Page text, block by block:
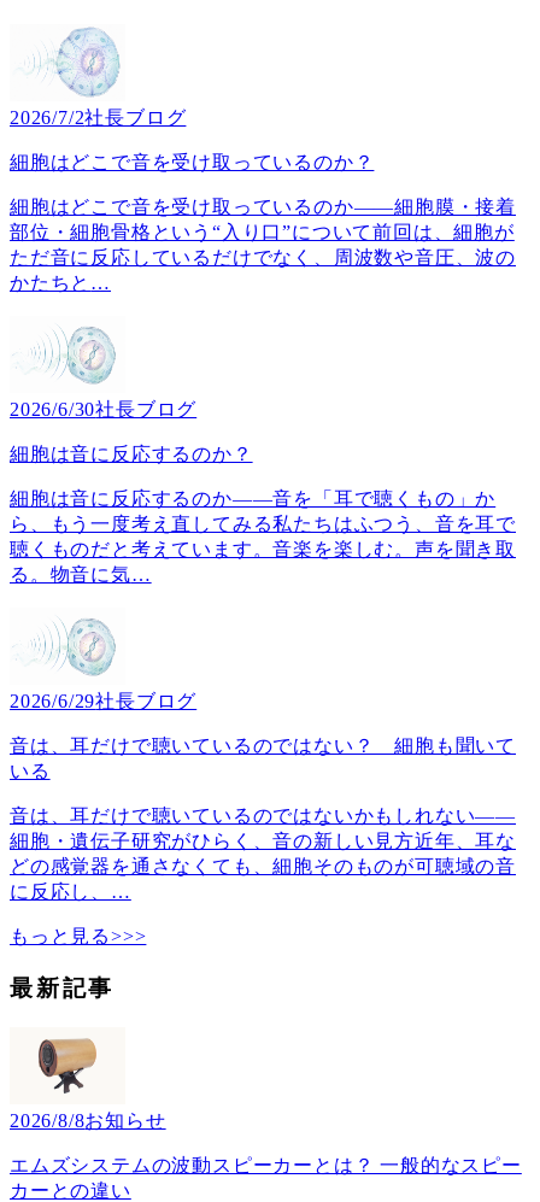
2026/7/2社長ブログ
細胞はどこで音を受け取っているのか？
細胞はどこで音を受け取っているのか――細胞膜・接着
部位・細胞骨格という“入り口”について前回は、細胞が
ただ音に反応しているだけでなく、周波数や音圧、波の
かたちと …
2026/6/30社長ブログ
細胞は音に反応するのか？
細胞は音に反応するのか――音を「耳で聴くもの」か
ら、もう一度考え直してみる私たちはふつう、音を耳で
聴くものだと考えています。音楽を楽しむ。声を聞き取
る。物音に気…
2026/6/29社長ブログ
音は、耳だけで聴いているのではない？ 細胞も聞いて
いる
音は、耳だけで聴いているのではないかもしれない――
細胞・遺伝子研究がひらく、音の新しい見方近年、耳な
どの感覚器を通さなくても、細胞そのものが可聴域の音
に反応し、 …
もっと見る>>>
最新記事
2026/8/8お知らせ
エムズシステムの波動スピーカーとは？ 一般的なスピー
カーとの違い